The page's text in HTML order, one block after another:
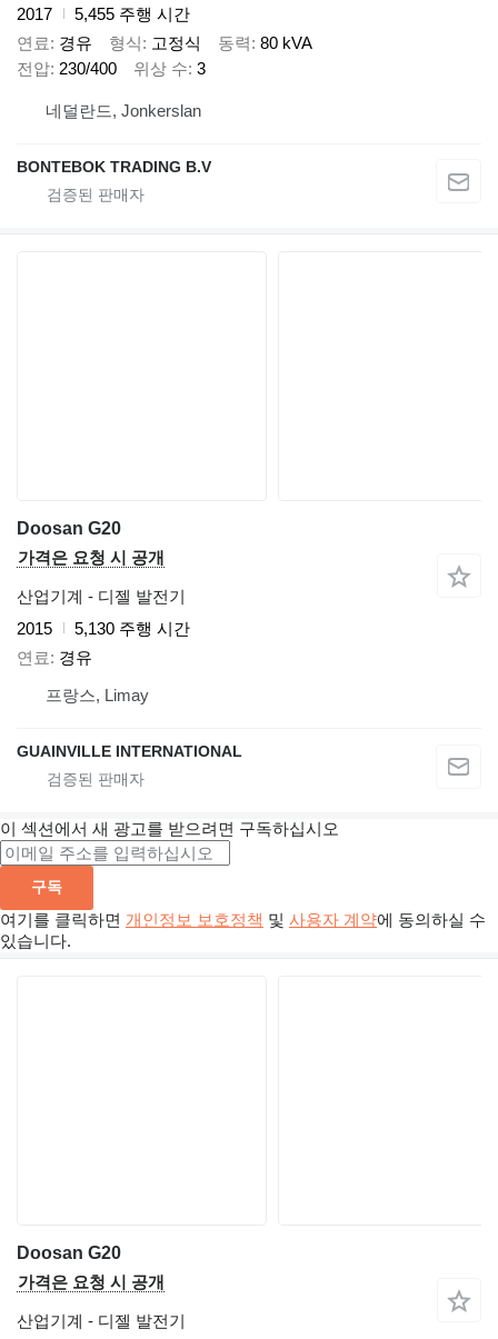
2017
5,455 주행 시간
연료
경유 형식 고정식 동력 80 kVA
전압 230/400 위상 수 3
네덜란드, Jonkerslan
BONTEBOK TRADING B.V
Doosan G20
가격은 요청 시 공개
산업기계 - 디젤 발전기
2015
5,130 주행 시간
연료
경유
프랑스, Limay
GUAINVILLE INTERNATIONAL
이 섹션에서 새 광고를 받으려면 구독하십시오
구독
여기를 클릭하면 개인정보 보호정책 및 사용자 계약에 동의하실 수
있습니다.
Doosan G20
가격은 요청 시 공개
산업기계 - 디젤 발전기